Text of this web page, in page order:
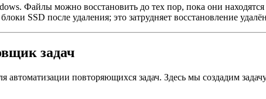
Файлы можно восстановить до тех пор, пока они
SSD после удаления; это затрудняет восстановление
задач
повторяющихся задач. Здесь мы создадим